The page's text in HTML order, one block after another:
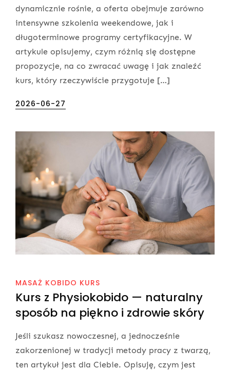
dynamicznie rośnie, a oferta obejmuje zarówno
intensywne szkolenia weekendowe, jak i
długoterminowe programy certyfikacyjne. W
artykule opisujemy, czym różnią się dostępne
propozycje, na co zwracać uwagę i jak znaleźć
kurs, który rzeczywiście przygotuje […]
Posted
2026-06-27
MASAŻ KOBIDO KURS
Kurs z Physiokobido — naturalny
sposób na piękno i zdrowie skóry
Jeśli szukasz nowoczesnej, a jednocześnie
zakorzenionej w tradycji metody pracy z twarzą,
ten artykuł jest dla Ciebie. Opisuję, czym jest